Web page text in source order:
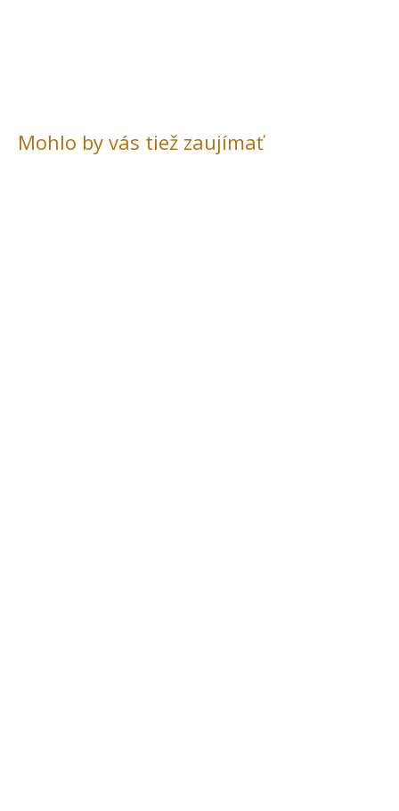
Mohlo by vás tiež zaujímať